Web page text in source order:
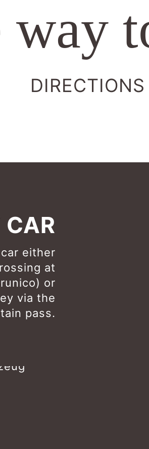
way
CAR
either
at
or
via the
pass.